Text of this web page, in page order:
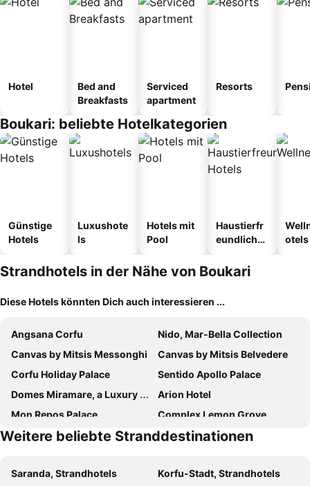
Hotel
Bed and
Breakfasts
Serviced
apartment
Resorts
Boukari: beliebte Hotelkategorien
Günstige
Hotels
Luxushote
ls
Hotels mit
Pool
Haustierfr
eundliche
otels
Strandhotels in der Nähe von Boukari
Diese Hotels könnten Dich auch interessieren ...
Angsana Corfu
Nido, Mar-Bella Collection
Canvas by Mitsis Messonghi
Canvas by Mitsis Belvedere
Corfu Holiday Palace
Sentido Apollo Palace
Domes Miramare, a Luxury Collection Resort, Corfu
Arion Hotel
Mon Repos Palace
Complex Lemon Grove
Mediterranean Blue
The Olivar Suites
Potamaki Beach Hotel
ALYSSIUM
Weitere beliebte Stranddestinationen
Saranda, Strandhotels
Korfu-Stadt, Strandhotels